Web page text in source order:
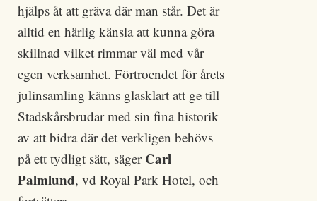
hjälps åt att gräva där man står. Det är
alltid en härlig känsla att kunna göra
skillnad vilket rimmar väl med vår
egen verksamhet. Förtroendet för årets
julinsamling känns glasklart att ge till
Stadskårsbrudar med sin fina historik
av att bidra där det verkligen behövs
på ett tydligt sätt, säger Carl
Palmlund, vd Royal Park Hotel, och